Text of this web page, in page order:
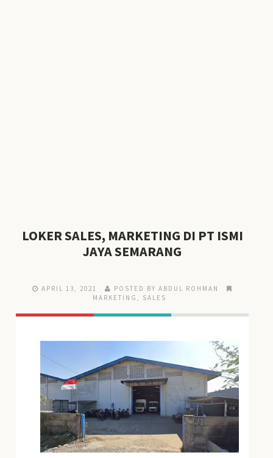
LOKER SALES, MARKETING DI PT ISMI
JAYA SEMARANG
APRIL 13, 2021
POSTED BY ABDUL ROHMAN
MARKETING
SALES